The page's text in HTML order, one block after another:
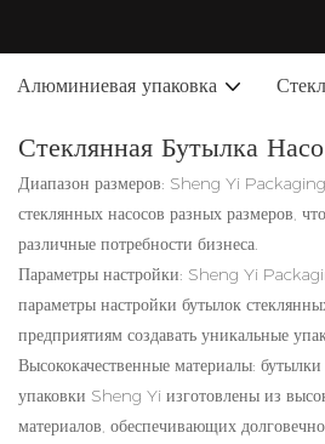
Алюминиевая упаковка
Стеклянная Бутылка
Диапазон размеров: Sheng Yi Packaging
стеклянных насосов разных размеров,
различные потребности бизнеса.
Параметры настройки: Sheng Yi
параметры настройки бутылок
предприятиям создавать уникальные
Высококачественные материалы:
упаковки Sheng Yi изготовлены из
материалов, обеспечивающих